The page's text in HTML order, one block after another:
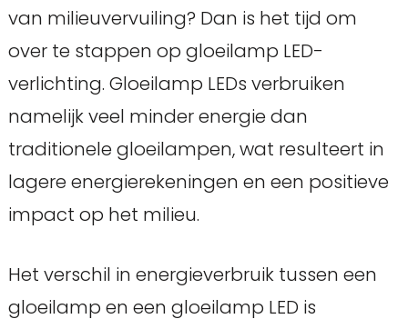
van milieuvervuiling? Dan is het tijd om
over te stappen op gloeilamp LED-
verlichting. Gloeilamp LEDs verbruiken
namelijk veel minder energie dan
traditionele gloeilampen, wat resulteert in
lagere energierekeningen en een positieve
impact op het milieu.
Het verschil in energieverbruik tussen een
gloeilamp en een gloeilamp LED is